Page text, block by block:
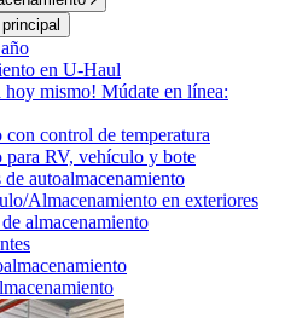
en U-Haul
hoy mismo! Múdate en línea:
control de temperatura
para RV, vehículo y bote
autoalmacenamiento
Almacenamiento en exteriores
almacenamiento